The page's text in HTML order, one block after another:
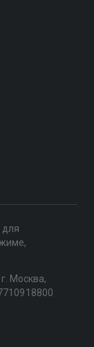
для
Москва,